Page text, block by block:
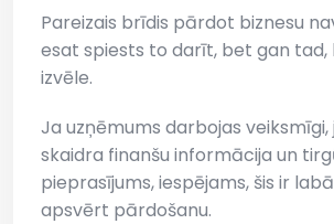
Pareizais brīdis pārdot biznesu
esat spiests to darīt, bet gan tad,
izvēle.
Ja uzņēmums darbojas veiksmīgi,
skaidra finanšu informācija un
pieprasījums, iespējams, šis ir
apsvērt pārdošanu.